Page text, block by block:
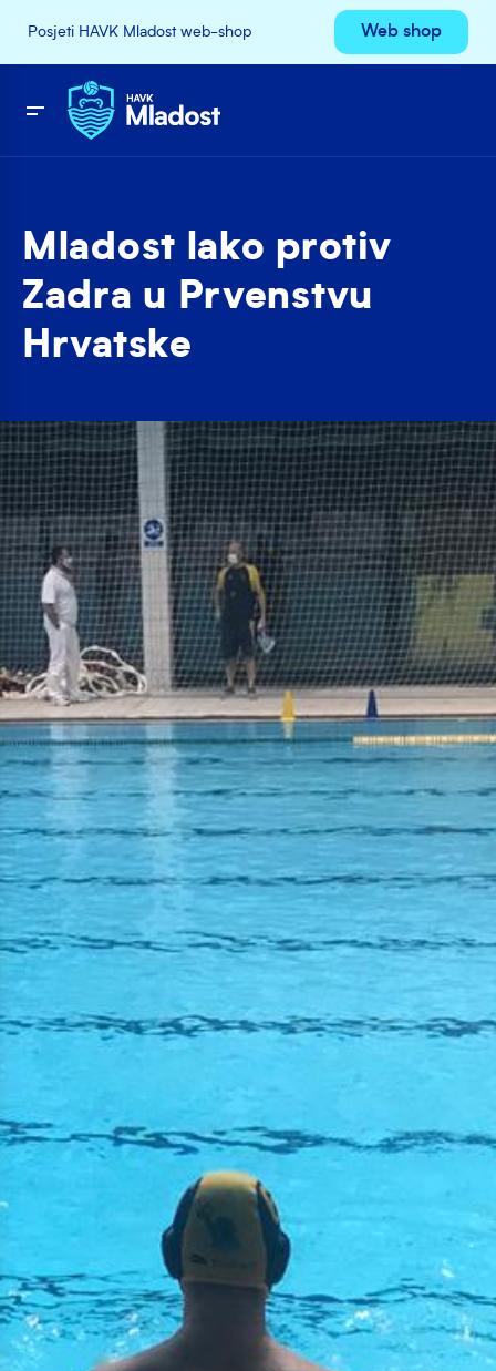
Posjeti HAVK Mladost web-shop Web shop
Mladost lako protiv
Zadra u Prvenstvu
Hrvatske